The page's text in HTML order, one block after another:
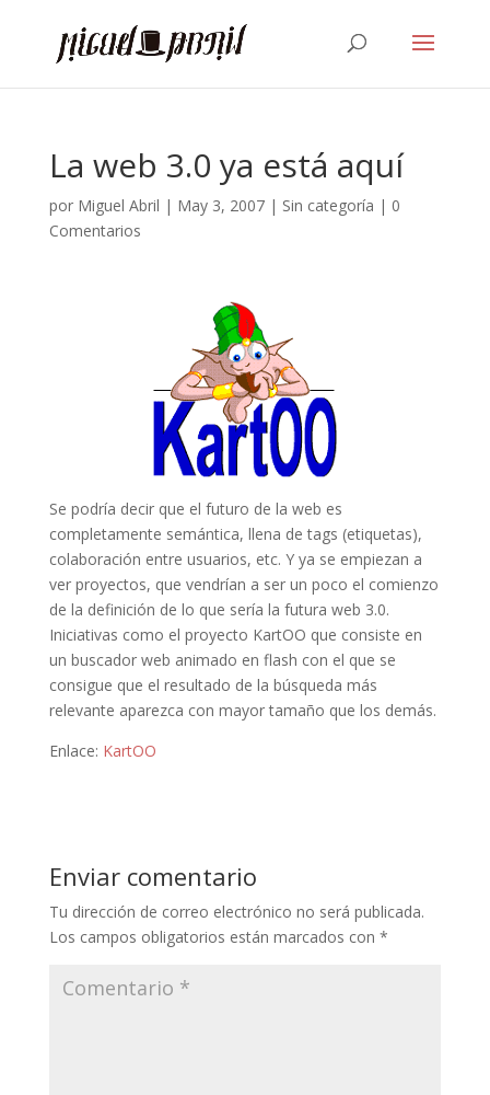
La web 3.0 ya está aquí
por Miguel Abril | May 3, 2007| Sin categoría | 0
Comentarios
Se podría decir que el futuro de la web es
completamente semántica, llena de tags (etiquetas),
colaboración entre usuarios, etc. Y ya se empiezan a
ver proyectos, que vendrían a ser un poco el comienzo
de la definición de lo que sería la futura web 3.0.
Iniciativas como el proyecto KartOO que consiste en
un buscador web animado en flash con el que se
consigue que el resultado de la búsqueda más
relevante aparezca con mayor tamaño que los demás.
Enlace: KartOO
Enviar comentario
Tu dirección de correo electrónico no será publicada.
Los campos obligatorios están marcados con *